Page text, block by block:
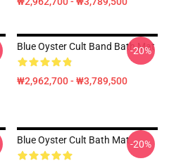
Blue Oyster Cult Band Bath Mat
₩2,962,700 - ₩3,789,500
-20%
Blue Oyster Cult Bath Mat-20%